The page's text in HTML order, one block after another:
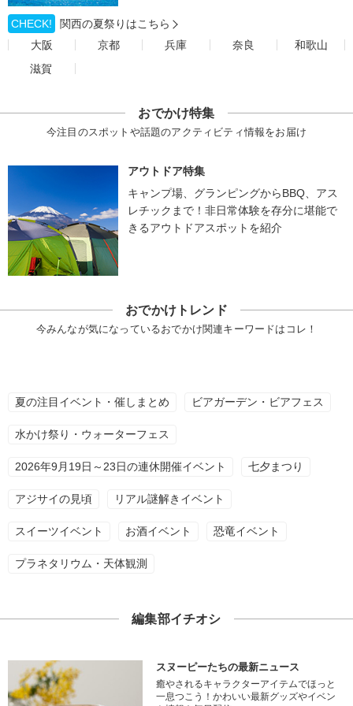
CHECK!
関西の夏祭りはこちら
大阪
京都 兵庫 奈良
和歌山
滋賀
おでかけ特集
今注目のスポットや話題のアクティビティ情報をお届け
アウトドア特集
キャンプ場、グランピングからBBQ、アス
レチックまで！非日常体験を存分に堪能で
きるアウトドアスポットを紹介
おでかけトレンド
今みんなが気になっているおでかけ関連キーワードはコレ！
夏の注目イベント・催しまとめ ビアガーデン・ビアフェス
水かけ祭り・ウォーターフェス
2026年9月19日～23日の連休開催イベント 七夕まつり
アジサイの見頃 リアル謎解きイベント
スイーツイベント お酒イベント 恐竜イベント
プラネタリウム・天体観測
編集部イチオシ
スヌーピーたちの最新ニュース
癒やされるキャラクターアイテムでほっと
一息つこう！かわいい最新グッズやイベン